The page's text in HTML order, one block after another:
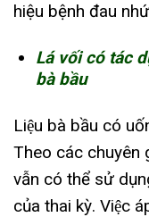
hiệu bệnh đau
Lá vối có tác
bà bầu
Liệu bà bầu có
Theo các chuyên
vẫn có thể sử
của thai kỳ. Việc